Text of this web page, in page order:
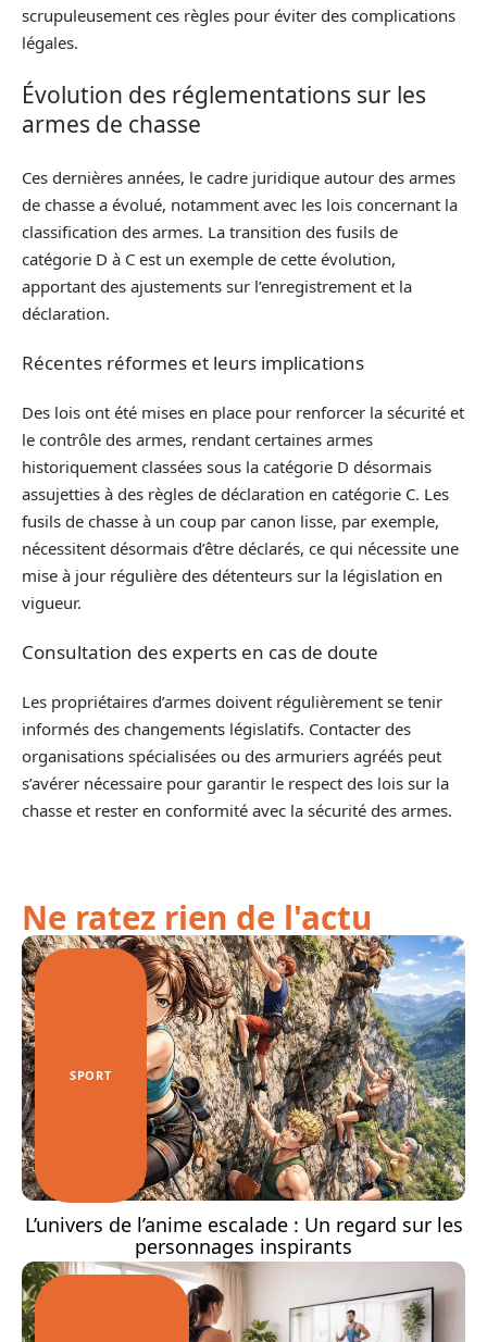
scrupuleusement ces règles pour éviter des complications
légales.
Évolution des réglementations sur les
armes de chasse
Ces dernières années, le cadre juridique autour des armes
de chasse a évolué, notamment avec les lois concernant la
classification des armes. La transition des fusils de
catégorie D à C est un exemple de cette évolution,
apportant des ajustements sur l’enregistrement et la
déclaration.
Récentes réformes et leurs implications
Des lois ont été mises en place pour renforcer la sécurité et
le contrôle des armes, rendant certaines armes
historiquement classées sous la catégorie D désormais
assujetties à des règles de déclaration en catégorie C. Les
fusils de chasse à un coup par canon lisse, par exemple,
nécessitent désormais d’être déclarés, ce qui nécessite une
mise à jour régulière des détenteurs sur la législation en
vigueur.
Consultation des experts en cas de doute
Les propriétaires d’armes doivent régulièrement se tenir
informés des changements législatifs. Contacter des
organisations spécialisées ou des armuriers agréés peut
s’avérer nécessaire pour garantir le respect des lois sur la
chasse et rester en conformité avec la sécurité des armes.
Ne ratez rien de l'actu
SPORT
L’univers de l’anime escalade : Un regard sur les
personnages inspirants